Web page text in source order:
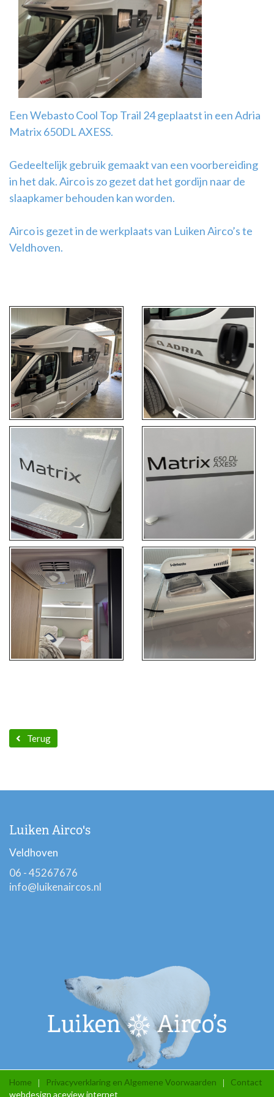
Airco
montage
Een Webasto Cool Top Trail 24 geplaatst in een Adria
Matrix 650DL AXESS.
Gedeeltelijk gebruik gemaakt van een voorbereiding
in het dak. Airco is zo gezet dat het gordijn naar de
slaapkamer behouden kan worden.
Airco is gezet in de werkplaats van Luiken Airco’s te
Veldhoven.
Terug
Luiken Airco's
Veldhoven
06 - 45267676
info@luikenaircos.nl
Home Privacyverklaring en Algemene Voorwaarden
Contact
webdesign aceview internet